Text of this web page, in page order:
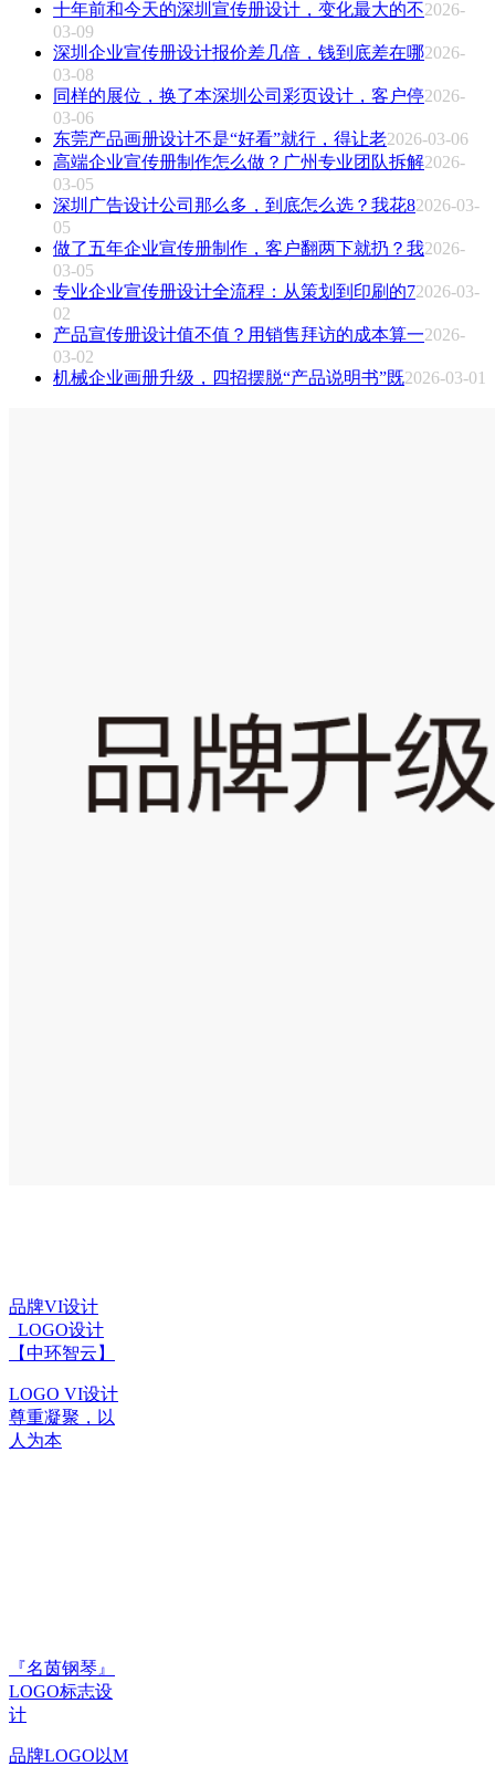
十年前和今天的深圳宣传册设计，变化最大的不2026-
03-09
深圳企业宣传册设计报价差几倍，钱到底差在哪2026-
03-08
同样的展位，换了本深圳公司彩页设计，客户停2026-
03-06
东莞产品画册设计不是“好看”就行，得让老2026-03-06
高端企业宣传册制作怎么做？广州专业团队拆解2026-
03-05
深圳广告设计公司那么多，到底怎么选？我花82026-03-
05
做了五年企业宣传册制作，客户翻两下就扔？我2026-
03-05
专业企业宣传册设计全流程：从策划到印刷的72026-03-
02
产品宣传册设计值不值？用销售拜访的成本算一2026-
03-02
机械企业画册升级，四招摆脱“产品说明书”既2026-03-01
品牌VI设计
_LOGO设计
【中环智云】
LOGO VI设计
尊重凝聚，以
人为本
『名茵钢琴』
LOGO标志设
计
品牌LOGO以M